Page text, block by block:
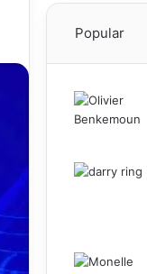
Popular